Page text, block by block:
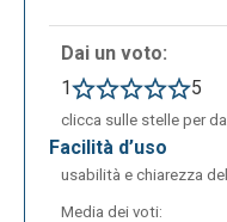
Le voci del menù
settings; help; log
Dai un voto:
1
5
clicca sulle stelle per
facilità d’uso
usabilità e chiarezza
Media dei voti: